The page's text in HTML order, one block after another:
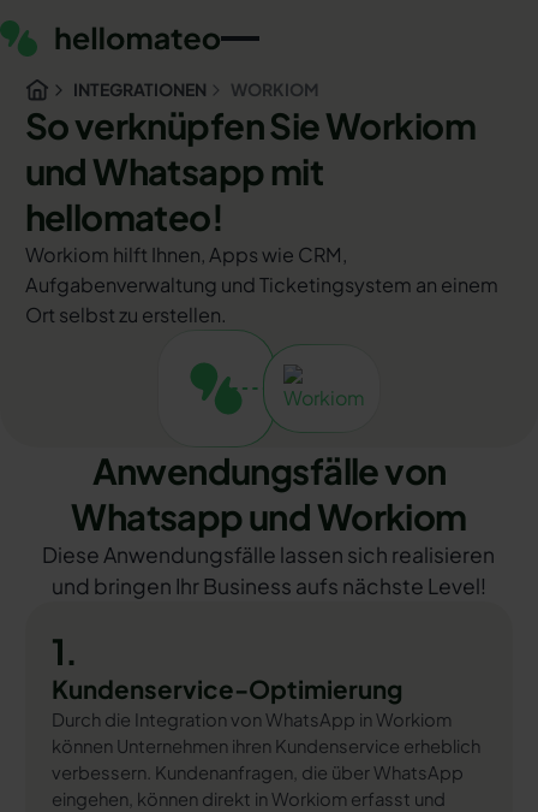
INTEGRATIONEN WORKIOM
So verknüpfen Sie Workiom
und Whatsapp mit
hellomateo!
Workiom hilft Ihnen, Apps wie CRM,
Aufgabenverwaltung und Ticketingsystem an einem
Ort selbst zu erstellen.
Anwendungsfälle von
Whatsapp und Workiom
Diese Anwendungsfälle lassen sich realisieren
und bringen Ihr Business aufs nächste Level!
1.
Kundenservice-Optimierung
Durch die Integration von WhatsApp in Workiom
können Unternehmen ihren Kundenservice erheblich
verbessern. Kundenanfragen, die über WhatsApp
eingehen, können direkt in Workiom erfasst und